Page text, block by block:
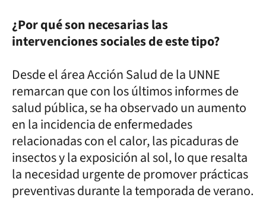
¿Por qué son necesarias las
intervenciones sociales de este tipo?
Desde el área Acción Salud de la UNNE
remarcan que con los últimos informes de
salud pública, se ha observado un aumento
en la incidencia de enfermedades
relacionadas con el calor, las picaduras de
insectos y la exposición al sol, lo que resalta
la necesidad urgente de promover prácticas
preventivas durante la temporada de verano.